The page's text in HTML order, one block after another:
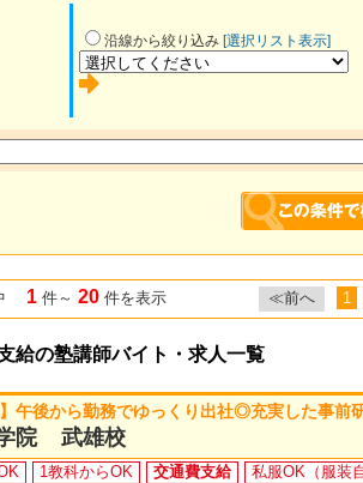
沿線から絞り込み [選択リスト表示]
1 件～ 20 件を表示 ≪前へ 1
給の塾講師バイト・求人一覧
】午後から勤務でゆっくり出社◎充実した事
院 武雄校
1教科からOK 交通費支給 私服OK（服装